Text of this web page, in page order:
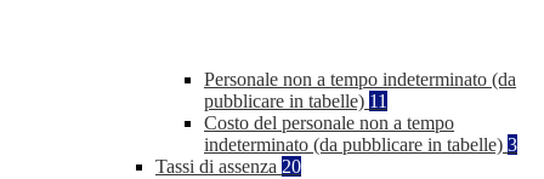
Personale non a tempo indeterminato (da
pubblicare in tabelle) 11
Costo del personale non a tempo
indeterminato (da pubblicare in tabelle) 3
Tassi di assenza 20